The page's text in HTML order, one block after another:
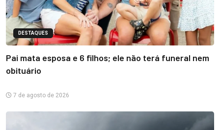
DESTAQUES
Pai mata esposa e 6 filhos; ele não terá funeral nem
obituário
7 de agosto de 2026